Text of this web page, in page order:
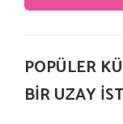
POPÜLER
BİR UZAY